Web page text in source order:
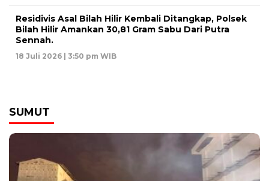
Residivis Asal Bilah Hilir Kembali Ditangkap, Polsek
Bilah Hilir Amankan 30,81 Gram Sabu Dari Putra
Sennah.
18 Juli 2026 | 3:50 pm WIB
SUMUT